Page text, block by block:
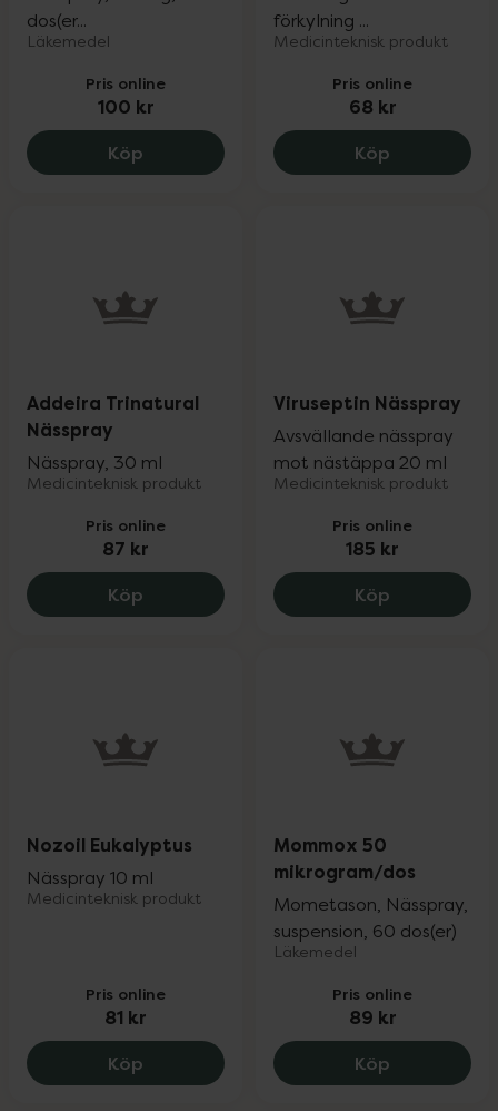
dos(er...
Läkemedel
Pris online
100 kr
Köp Rinivent 21 mikrogram/dos, 100 kr.
förkylning ...
Medicinteknisk produkt
Pris online
68 kr
Köp OtriCare
Addeira Trinatural
Nässpray
Nässpray, 30 ml
Medicinteknisk produkt
Pris online
87 kr
Köp Addeira Trinatural Nässpray, 87 kr.
Viruseptin Nässpray
Avsvällande nässpray
mot nästäppa 20 ml
Medicinteknisk produkt
Pris online
185 kr
Köp Viruseptin
Nozoil Eukalyptus
Nässpray 10 ml
Medicinteknisk produkt
Pris online
81 kr
Köp Nozoil Eukalyptus, 81 kr.
Mommox 50
mikrogram/dos
Mometason, Nässpray,
suspension, 60 dos(er)
Läkemedel
Pris online
89 kr
Köp Mommox